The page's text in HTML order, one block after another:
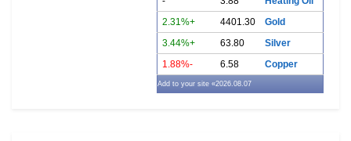
Gold
4401.30
+2.31%
Silver
63.80
+3.44%
Copper
6.58
-1.88%
2026.08.07
» Add to your site